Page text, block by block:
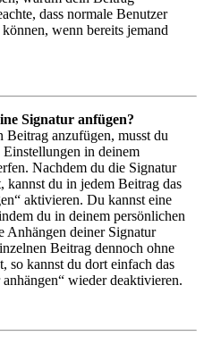
dass normale Benutzer
wenn bereits jemand
Signatur anfügen?
Beitrag anzufügen, musst du
in deinem
Nachdem du die Signatur
kannst du in jedem Beitrag das
aktivieren. Du kannst eine
du in deinem persönlichen
Anhängen deiner Signatur
Beitrag dennoch ohne
so kannst du dort einfach das
wieder deaktivieren.